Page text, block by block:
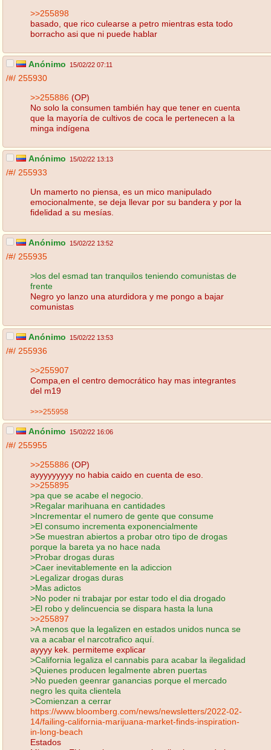
>>255898
basado, que rico culearse a petro mientras esta todo
borracho asi que ni puede hablar
Anónimo 15/02/22 07:11
/#/ 255930
>>255886 (OP)
No solo la consumen también hay que tener en cuenta
que la mayoría de cultivos de coca le pertenecen a la
minga indígena
Anónimo 15/02/22 13:13
/#/ 255933
Un mamerto no piensa, es un mico manipulado
emocionalmente, se deja llevar por su bandera y por la
fidelidad a su mesías.
Anónimo 15/02/22 13:52
/#/ 255935
>los del esmad tan tranquilos teniendo comunistas de
frente
Negro yo lanzo una aturdidora y me pongo a bajar
comunistas
Anónimo 15/02/22 13:53
/#/ 255936
>>255907
Compa,en el centro democrático hay mas integrantes
del m19
>>>255958
Anónimo 15/02/22 16:06
/#/ 255955
>>255886 (OP)
ayyyyyyyyy no habia caido en cuenta de eso.
>>255895
>pa que se acabe el negocio.
>Regalar marihuana en cantidades
>Incrementar el numero de gente que consume
>El consumo incrementa exponencialmente
>Se muestran abiertos a probar otro tipo de drogas
porque la bareta ya no hace nada
>Probar drogas duras
>Caer inevitablemente en la adiccion
>Legalizar drogas duras
>Mas adictos
>No poder ni trabajar por estar todo el dia drogado
>El robo y delincuencia se dispara hasta la luna
>>255897
>A menos que la legalizen en estados unidos nunca se
va a acabar el narcotrafico aquí.
ayyyy kek. permiteme explicar
>California legaliza el cannabis para acabar la ilegalidad
>Quienes producen legalmente abren puertas
>No pueden geenrar ganancias porque el mercado
negro les quita clientela
>Comienzan a cerrar
https://www.bloomberg.com/news/newsletters/2022-02-
14/failing-california-marijuana-market-finds-inspiration-
in-long-beach
Estados